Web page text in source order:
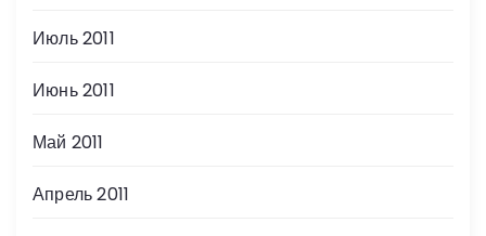
Июль 2011
Июнь 2011
Май 2011
Апрель 2011